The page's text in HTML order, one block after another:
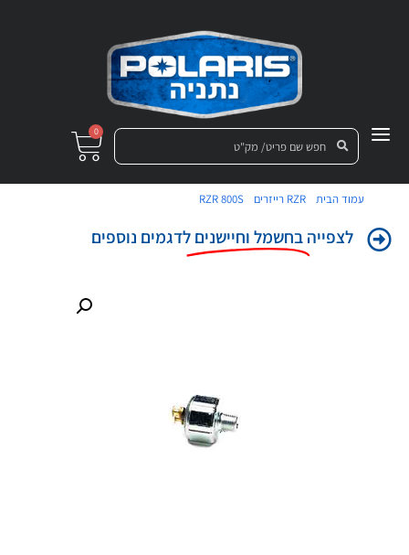
0
עמוד הבית /RZR רייזרים /
RZR 800S
לצפייהבחשמל וחיישנים לדגמים נוספים